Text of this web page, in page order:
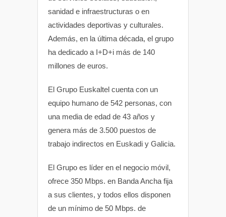
sanidad e infraestructuras o en
actividades deportivas y culturales.
Además, en la última década, el grupo
ha dedicado a I+D+i más de 140
millones de euros.
El Grupo Euskaltel cuenta con un
equipo humano de 542 personas, con
una media de edad de 43 años y
genera más de 3.500 puestos de
trabajo indirectos en Euskadi y Galicia.
El Grupo es líder en el negocio móvil,
ofrece 350 Mbps. en Banda Ancha fija
a sus clientes, y todos ellos disponen
de un mínimo de 50 Mbps. de